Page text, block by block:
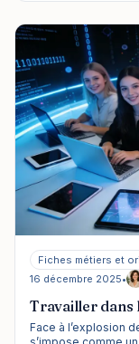
Fiches métiers et
16 décembre 2025•
Travailler dans
Face à l’explosion